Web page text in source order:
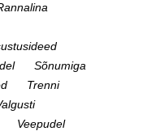
Sõnumiga
Trenni
Veepudel